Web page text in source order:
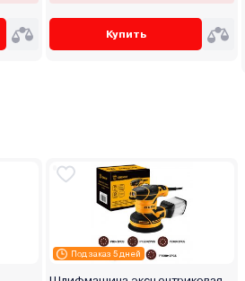
Купить
Под заказ 5 дней